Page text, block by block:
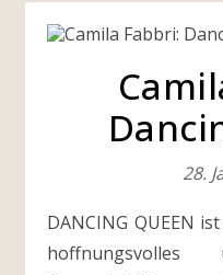
28.
DANCING QUEEN ist ein starkes, lebensfrohes,
hoffnungsvolles